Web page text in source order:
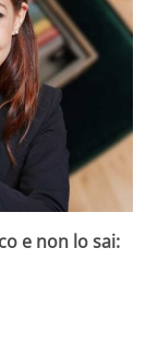
e non lo sai: